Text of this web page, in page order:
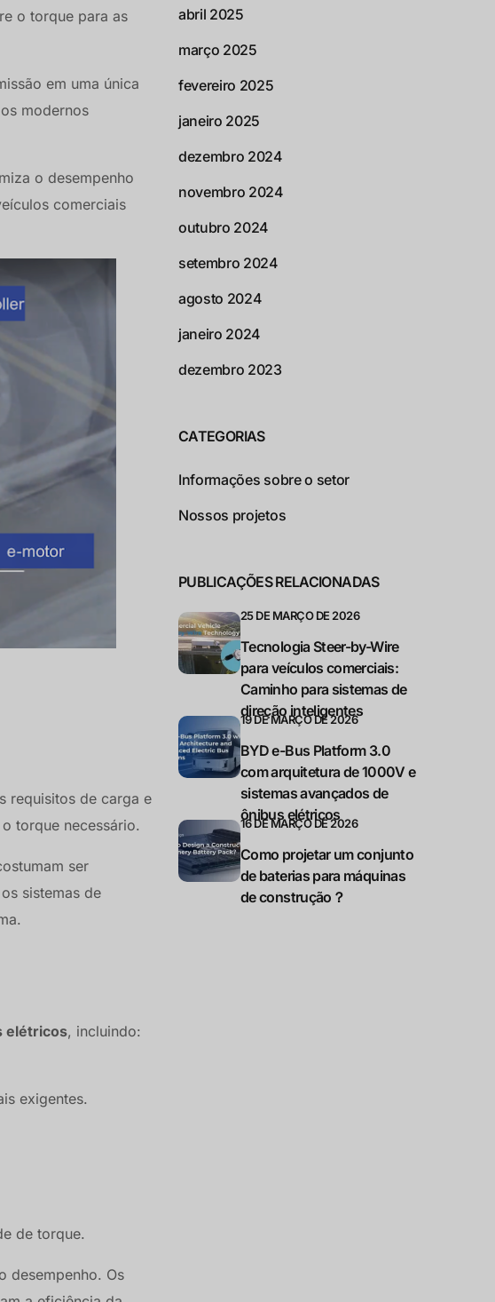
o torque para as
em uma única
modernos
o desempenho
comerciais
requisitos de carga e
torque necessário.
ser
sistemas de
elétricos, incluindo:
exigentes.
de torque.
desempenho. Os
abril 2025
março 2025
fevereiro 2025
janeiro 2025
dezembro 2024
novembro 2024
outubro 2024
setembro 2024
agosto 2024
janeiro 2024
dezembro 2023
CATEGORIAS
Informações sobre o setor
Nossos projetos
PUBLICAÇÕES RELACIONADAS
25 DE MARÇO DE 2026
Tecnologia Steer-by-Wire
para veículos comerciais:
Caminho para sistemas de
direção inteligentes
19 DE MARÇO DE 2026
BYD e-Bus Platform 3.0
com arquitetura de 1000V e
sistemas avançados de
ônibus elétricos
16 DE MARÇO DE 2026
Como projetar um conjunto
de baterias para máquinas
de construção？